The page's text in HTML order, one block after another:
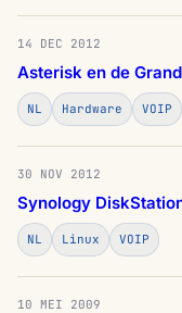
14 DEC 2012
Asterisk en de
NL Hardware VOIP
30 NOV 2012
Synology
NL Linux VOIP
10 MEI 2009